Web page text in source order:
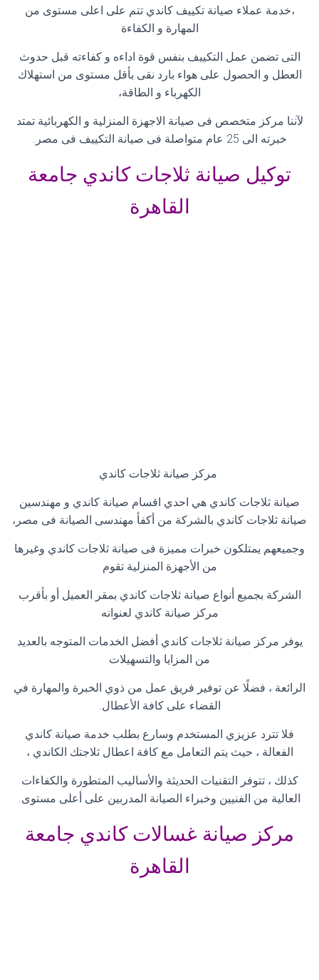
،خدمة عملاء صيانة تكييف كاندي تتم على اعلى مستوى من
المهارة و الكفاءة
التى تضمن عمل التكييف بنفس قوة اداءه و كفاءته قبل حدوث
العطل و الحصول على هواء بارد نقى بأقل مستوى من استهلاك
الكهرباء و الطاقة،
لآننا مركز متخصص فى صيانة الاجهزة المنزلية و الكهربائية تمتد
خبرته الى 25 عام متواصلة فى صيانة التكييف فى مصر
.
توكيل صيانة ثلاجات كاندي جامعة
القاهرة
مركز صيانة ثلاجات كاندي
صيانة ثلاجات كاندي هي احدي اقسام صيانة كاندي و مهندسين
صيانة ثلاجات كاندي بالشركة من أكفأ مهندسى الصيانة فى مصر،
وجميعهم يمتلكون خبرات مميزة فى صيانة ثلاجات كاندي وغيرها
من الأجهزة المنزلية تقوم
الشركة بجميع أنواع صيانة ثلاجات كاندي بمقر العميل أو بأقرب
مركز صيانة كاندي لعنوانه
يوفر مركز صيانة ثلاجات كاندي أفضل الخدمات المتوجه بالعديد
من المزايا والتسهيلات
الرائعة ، فضلًا عن توفير فريق عمل من ذوي الخبرة والمهارة في
القضاء على كافة الأعطال.
فلا تترد عزيزي المستخدم وسارع بطلب خدمة صيانة كاندي
الفعالة ، حيث يتم التعامل مع كافة اعطال ثلاجتك الكاندي ،
كذلك ، تتوفر التقنيات الحديثة والأساليب المتطورة والكفاءات
العالية من الفنيين وخبراء الصيانة المدربين على أعلى مستوى.
مركز صيانة غسالات كاندي جامعة
القاهرة